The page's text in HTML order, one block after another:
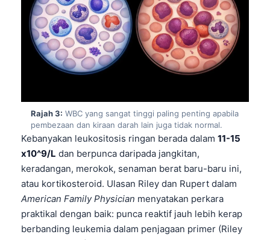
Rajah 3: WBC yang sangat tinggi paling penting apabila
pembezaan dan kiraan darah lain juga tidak normal.
Kebanyakan leukositosis ringan berada dalam 11-15
x10^9/L dan berpunca daripada jangkitan,
keradangan, merokok, senaman berat baru-baru ini,
atau kortikosteroid. Ulasan Riley dan Rupert dalam
American Family Physician menyatakan perkara
praktikal dengan baik: punca reaktif jauh lebih kerap
berbanding leukemia dalam penjagaan primer (Riley